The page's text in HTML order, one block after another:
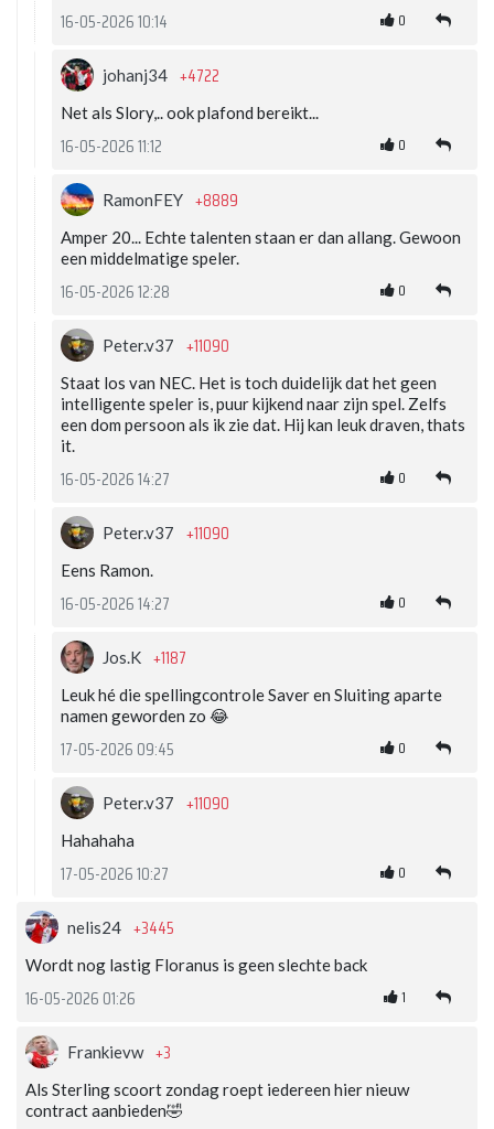
16-05-2026 10:14 0
johanj34 +4722
Net als Slory,.. ook plafond bereikt...
16-05-2026 11:12 0
RamonFEY +8889
Amper 20... Echte talenten staan er dan allang. Gewoon
een middelmatige speler.
16-05-2026 12:28 0
Peter.v37 +11090
Staat los van NEC. Het is toch duidelijk dat het geen
intelligente speler is, puur kijkend naar zijn spel. Zelfs
een dom persoon als ik zie dat. Hij kan leuk draven, thats
it.
16-05-2026 14:27 0
Peter.v37 +11090
Eens Ramon.
16-05-2026 14:27 0
Jos.K +1187
Leuk hé die spellingcontrole Saver en Sluiting aparte
namen geworden zo 😂
17-05-2026 09:45 0
Peter.v37 +11090
Hahahaha
17-05-2026 10:27 0
nelis24 +3445
Wordt nog lastig Floranus is geen slechte back
16-05-2026 01:26 1
Frankievw +3
Als Sterling scoort zondag roept iedereen hier nieuw
contract aanbieden🤣